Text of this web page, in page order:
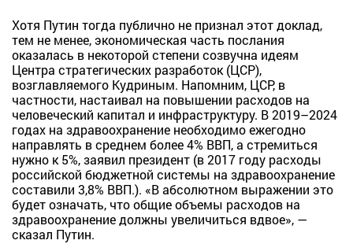
Хотя Путин тогда публично не признал этот доклад,
тем не менее, экономическая часть послания
оказалась в некоторой степени созвучна идеям
Центра стратегических разработок (ЦСР),
возглавляемого Кудриным. Напомним, ЦСР, в
частности, настаивал на повышении расходов на
человеческий капитал и инфраструктуру. В 2019–2024
годах на здравоохранение необходимо ежегодно
направлять в среднем более 4% ВВП, а стремиться
нужно к 5%, заявил президент (в 2017 году расходы
российской бюджетной системы на здравоохранение
составили 3,8% ВВП.). «В абсолютном выражении это
будет означать, что общие объемы расходов на
здравоохранение должны увеличиться вдвое», —
сказал Путин.